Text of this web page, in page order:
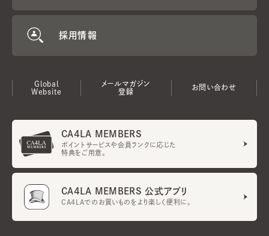
採用情報
Global
Website
メールマガジン
登録
お問い合わせ
CA4LA MEMBERS
ポイントサービスや会員ランクに応じた
特典をご用意。
CA4LA MEMBERS 公式アプリ
CA4LAでのお買いものをより楽しく便利に。